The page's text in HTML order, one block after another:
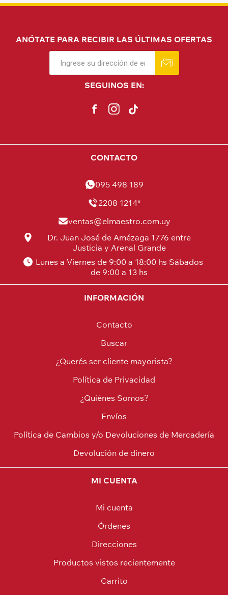
ANÓTATE PARA RECIBIR LAS ÚLTIMAS OFERTAS
SEGUINOS EN:
CONTACTO
095 498 189
2208 1214*
ventas@elmaestro.com.uy
Dr. Juan José de Amézaga 1776 entre
Justicia y Arenal Grande
Lunes a Viernes de 9:00 a 18:00 hs Sábados
de 9:00 a 13 hs
INFORMACIÓN
Contacto
Buscar
¿Querés ser cliente mayorista?
Política de Privacidad
¿Quiénes Somos?
Envíos
Política de Cambios y/o Devoluciones de Mercadería
Devolución de dinero
MI CUENTA
Mi cuenta
Órdenes
Direcciones
Productos vistos recientemente
Carrito